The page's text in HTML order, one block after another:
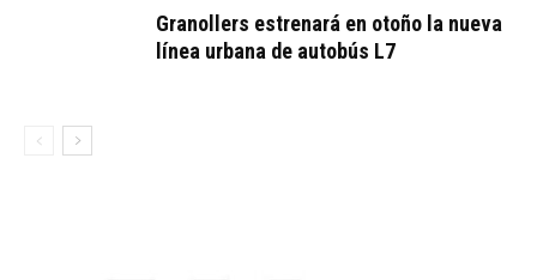
Granollers estrenará en otoño la nueva
línea urbana de autobús L7